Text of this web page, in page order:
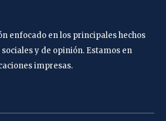
enfocado en los principales hechos
y de opinión. Estamos en
impresas.